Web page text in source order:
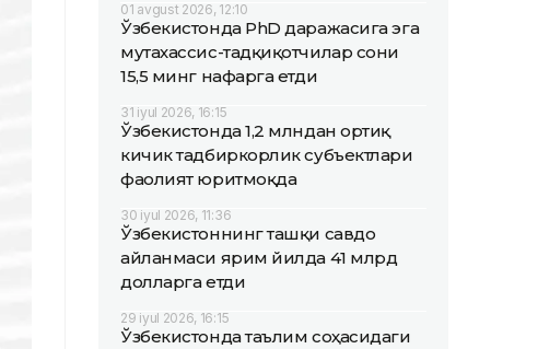
01 avgust 2026, 12:10
Ўзбекистонда PhD даражасига эга
мутахассис-тадқиқотчилар сони
15,5 минг нафарга етди
31 iyul 2026, 16:15
Ўзбекистонда 1,2 млндан ортиқ
кичик тадбиркорлик субъектлари
фаолият юритмоқда
30 iyul 2026, 11:36
Ўзбекистоннинг ташқи савдо
айланмаси ярим йилда 41 млрд
долларга етди
29 iyul 2026, 16:15
Ўзбекистонда таълим соҳасидаги